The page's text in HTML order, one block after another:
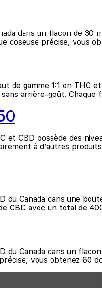
dans un flacon de 30
doseuse précise, vous
de gamme 1:1 en THC
arrière-goût.
et CBD possède des
à d’autres
du Canada dans une
CBD avec un total de
du Canada dans un
vous obtenez 60